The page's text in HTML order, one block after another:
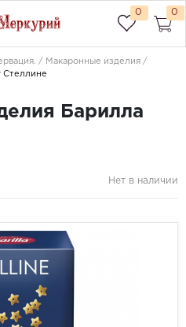
0 0
Макаронные изделия
Стеллине
Барилла
Нет в наличии